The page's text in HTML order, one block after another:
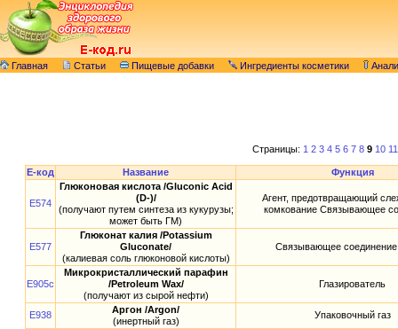
Главная Статьи Пищевые добавки Ингредиенты косметики
Страницы: 1 2 3 4 5 6 7 8 9 10 11
E-код Название Функция
E574
Глюконовая кислота /Gluconic Acid
(D-)/
(получают путем синтеза из кукурузы;
может быть ГМ)
Агент, предотвращающий
комкование Связывающее
E577
Глюконат калия /Potassium
Gluconate/
(калиевая соль глюконовой кислоты)
Связывающее
E905c
Микрокристаллический парафин
/Petroleum Wax/
(получают из сырой нефти)
Глазирователь
E938
Аргон /Argon/
(инертный газ)
Упаковочный газ